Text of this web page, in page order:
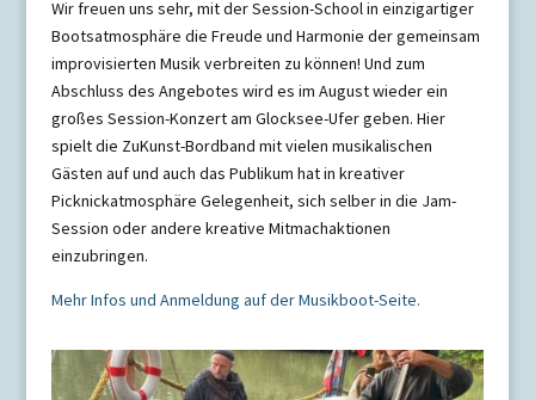
Wir freuen uns sehr, mit der Session-School in einzigartiger
Bootsatmosphäre die Freude und Harmonie der gemeinsam
improvisierten Musik verbreiten zu können! Und zum
Abschluss des Angebotes wird es im August wieder ein
großes Session-Konzert am Glocksee-Ufer geben. Hier
spielt die ZuKunst-Bordband mit vielen musikalischen
Gästen auf und auch das Publikum hat in kreativer
Picknickatmosphäre Gelegenheit, sich selber in die Jam-
Session oder andere kreative Mitmachaktionen
einzubringen.
Mehr Infos und Anmeldung auf der Musikboot-Seite.